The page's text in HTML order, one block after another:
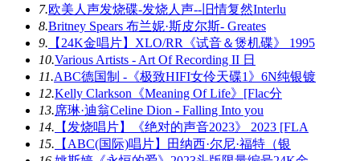
7.欧美人声发烧碟-发烧人声--旧情复然Interlu
8.Britney Spears 布兰妮·斯皮尔斯- Greates
9. 【24K金唱片】XLO/RR《试音＆煲机碟》 1995
10.Various Artists - Art Of Recording II 日
11.ABC德国制 -《极致HIFI女伶天碟1》6N纯银镀
12.Kelly Clarkson《Meaning Of Life》[Flac分
13.席琳·迪翁Celine Dion - Falling Into you
14. 【发烧唱片】《绝对的声音2023》 2023 [FLA
15. 【ABC(国际)唱片】田纳西·尔尼·福特（银